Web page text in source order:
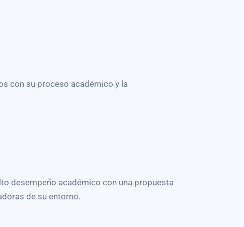
con su proceso académico y la
desempeño académico con una propuesta
de su entorno.